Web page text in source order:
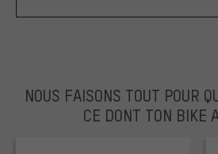
NOUS FAISONS TOUT POUR
CE DONT TON BIKE